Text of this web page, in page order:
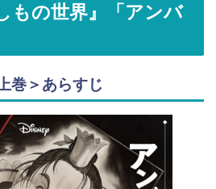
もの世界』「アンバ
巻＞あらすじ